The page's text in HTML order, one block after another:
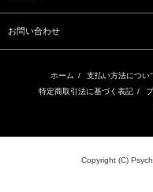
お問い合わせ
ホーム / 支払い方法につい
特定商取引法に基づく表記 /
Copyright (C)